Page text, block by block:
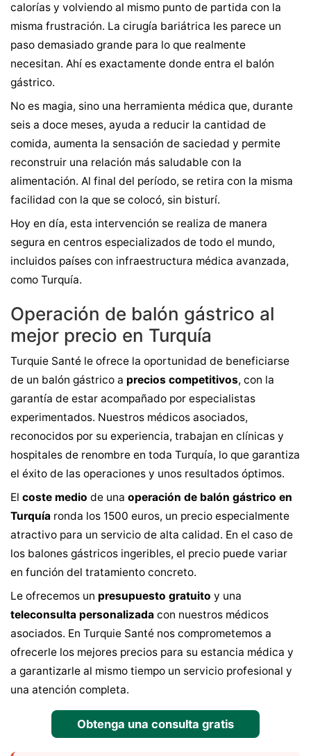
calorías y volviendo al mismo punto de partida con la
misma frustración. La cirugía bariátrica les parece un
paso demasiado grande para lo que realmente
necesitan. Ahí es exactamente donde entra el balón
gástrico.
No es magia, sino una herramienta médica que, durante
seis a doce meses, ayuda a reducir la cantidad de
comida, aumenta la sensación de saciedad y permite
reconstruir una relación más saludable con la
alimentación. Al final del período, se retira con la misma
facilidad con la que se colocó, sin bisturí.
Hoy en día, esta intervención se realiza de manera
segura en centros especializados de todo el mundo,
incluidos países con infraestructura médica avanzada,
como Turquía.
Operación de balón gástrico al
mejor precio en Turquía
Turquie Santé le ofrece la oportunidad de beneficiarse
de un balón gástrico a precios competitivos, con la
garantía de estar acompañado por especialistas
experimentados. Nuestros médicos asociados,
reconocidos por su experiencia, trabajan en clínicas y
hospitales de renombre en toda Turquía, lo que garantiza
el éxito de las operaciones y unos resultados óptimos.
El coste medio de una operación de balón gástrico en
Turquía ronda los 1500 euros, un precio especialmente
atractivo para un servicio de alta calidad. En el caso de
los balones gástricos ingeribles, el precio puede variar
en función del tratamiento concreto.
Le ofrecemos un presupuesto gratuito y una
teleconsulta personalizada con nuestros médicos
asociados. En Turquie Santé nos comprometemos a
ofrecerle los mejores precios para su estancia médica y
a garantizarle al mismo tiempo un servicio profesional y
una atención completa.
Obtenga una consulta gratis